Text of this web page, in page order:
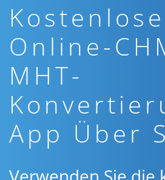
Kostenlose
Online-
MHT-
App Über